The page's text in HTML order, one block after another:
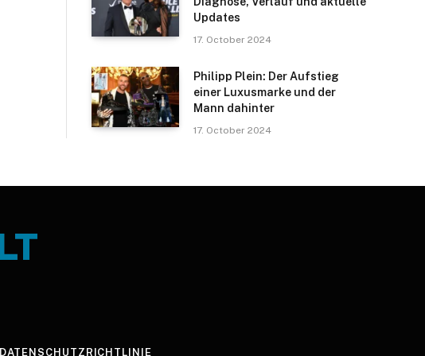
Updates
17. October 2024
Philipp Plein: Der Aufstieg
einer Luxusmarke und der
Mann dahinter
17. October 2024
DATENSCHUTZRICHTLINIE